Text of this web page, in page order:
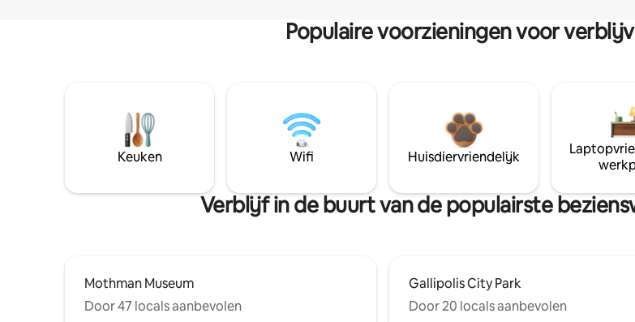
Populaire voorzieningen voor
Keuken Wifi Huisdiervriendelijk
Verblijf in de buurt van de populairste
Mothman Museum
Door 47 locals aanbevolen
Gallipolis City Park
Door 20 locals aanbevolen